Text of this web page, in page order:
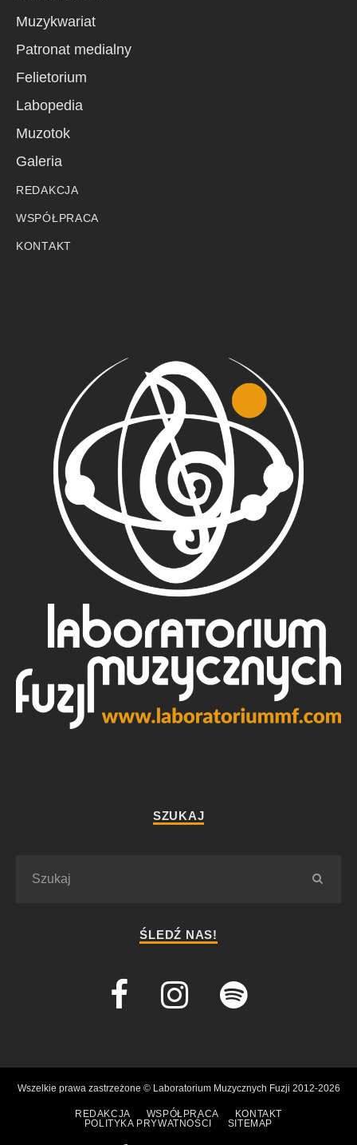
Muzykwariat
Patronat medialny
Felietorium
Labopedia
Muzotok
Galeria
REDAKCJA
WSPÓŁPRACA
KONTAKT
SZUKAJ
ŚLEDŹ NAS!
Wszelkie prawa zastrzeżone © Laboratorium Muzycznych Fuzji 2012-2026
REDAKCJA WSPÓŁPRACA
KONTAKT
POLITYKA PRYWATNOŚCI
SITEMAP